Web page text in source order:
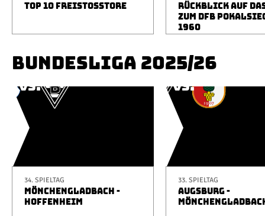
TOP 10 FREISTOSSTORE
RÜCKBLICK AUF
ZUM DFB
1960
BUNDESLIGA 2025/26
34. SPIELTAG
MÖNCHENGLADBACH -
HOFFENHEIM
33. SPIELTAG
AUGSBURG -